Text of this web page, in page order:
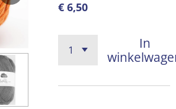
€ 6,50
In